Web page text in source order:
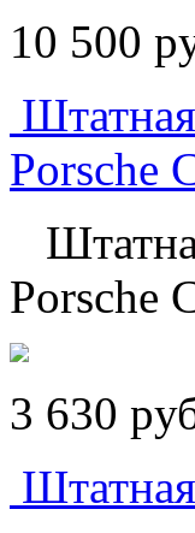
10 500 p
Porsche
Porsche
3 630 p